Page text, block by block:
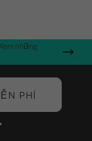
những
PHÍ